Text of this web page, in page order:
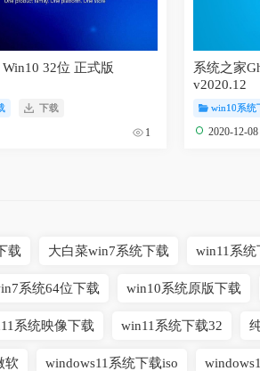
32位 正式版
下载
1
系统之家
v2020.12
win10系统
2020-12-08
载 大白菜win7系统下载 win11系统
系统64位下载 win10系统原版下载
系统映像下载 win11系统下载32
软 windows11系统下载iso